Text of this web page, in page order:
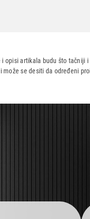
opisi artikala budu što
se desiti da određeni